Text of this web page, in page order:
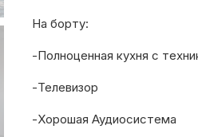
На борту:
-Полноценная кухня с
-Телевизор
-Хорошая Аудиосистема